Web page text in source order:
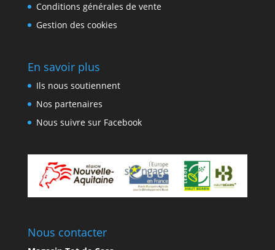
Conditions générales de vente
Gestion des cookies
En savoir plus
Ils nous soutiennent
Nos partenaires
Nous suivre sur Facebook
Nous contacter